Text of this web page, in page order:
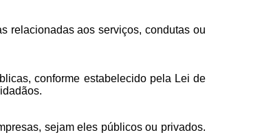
relacionadas aos serviços, condutas ou
conforme estabelecido pela Lei de
sejam eles públicos ou privados.